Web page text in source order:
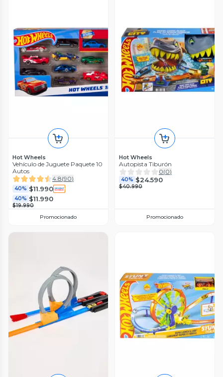
Hot Wheels
Vehículo de Juguete Paquete 10
Autos
4.8(90)
40% $11.990
40% $11.990
$19.990
Promocionado
Hot Wheels
Autopista Tiburón
0(0)
40% $24.590
$40.990
Promocionado